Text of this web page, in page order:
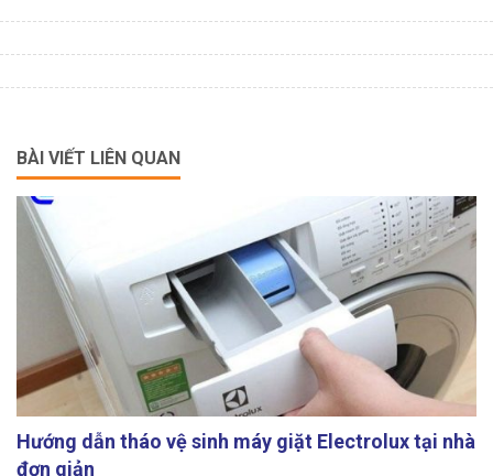
BÀI VIẾT LIÊN QUAN
Hướng dẫn tháo vệ sinh máy giặt Electrolux tại nhà
đơn giản